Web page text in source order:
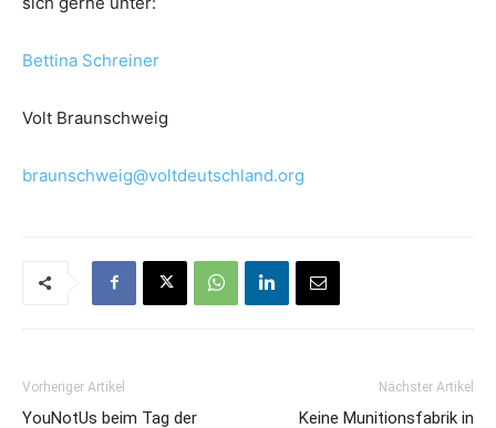
Bettina Schreiner
Volt Braunschweig
braunschweig@voltdeutschland.org
Vorheriger Artikel
YouNotUs beim Tag der
Nächster Artikel
Keine Munitionsfabrik in